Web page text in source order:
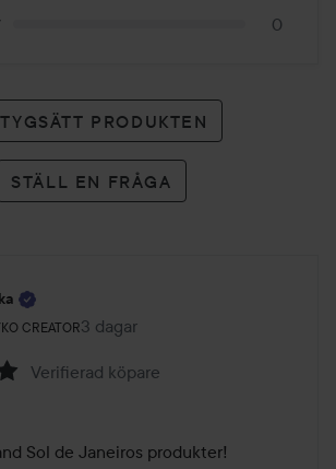
0
PRODUKTEN
STÄLL EN FRÅGA
CREATORroll: Lyko Creator.
3 dagar
Inlägget skapades 3 dagar
Verifierad köpare
Sol de Janeiros produkter!